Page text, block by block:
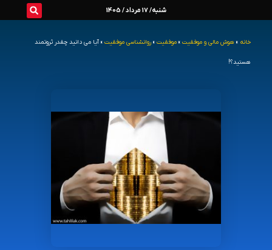
شنبه/ 17 مرداد / 1405
خانه » هوش مالی و موفقیت » موفقیت » روانشناسی موفقیت » آیا می دانید چقدر ثروتمند
هستید؟!